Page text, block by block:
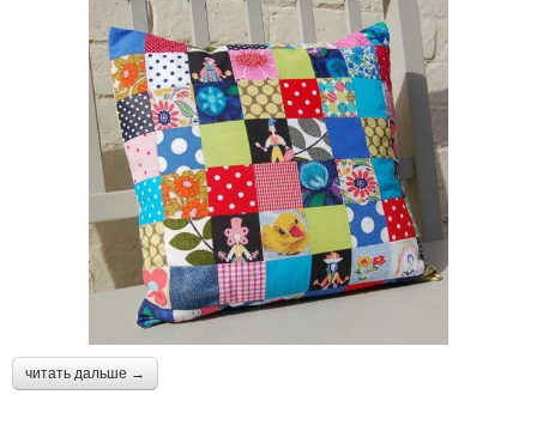
читать дальше →